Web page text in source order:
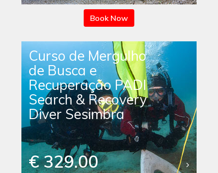
Book Now
Curso de Mergulho
de Busca e
Recuperação PADI
Search & Recovery
Diver Sesimbra
€ 329.00